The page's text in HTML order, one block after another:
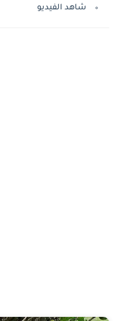
شاهد الفيديو